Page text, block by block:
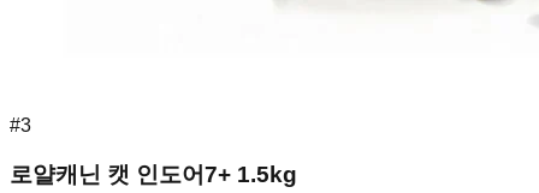
#3
로얄캐닌 캣 인도어7+ 1.5kg